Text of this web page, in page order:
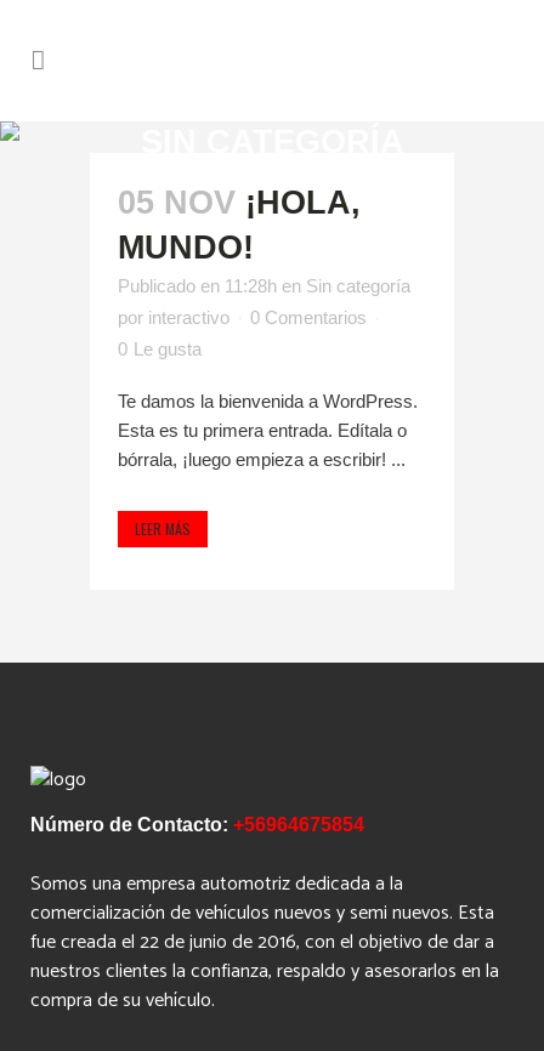
05 NOV ¡HOLA,
MUNDO!
Publicado en 11:28h en Sin categoría
por interactivo
0 Comentarios
0 Le gusta
Te damos la bienvenida a WordPress.
Esta es tu primera entrada. Edítala o
bórrala, ¡luego empieza a escribir! ...
LEER MÁS
Número de Contacto: +56964675854
Somos una empresa automotriz dedicada a la
comercialización de vehículos nuevos y semi nuevos. Esta
fue creada el 22 de junio de 2016, con el objetivo de dar a
nuestros clientes la confianza, respaldo y asesorarlos en la
compra de su vehículo.